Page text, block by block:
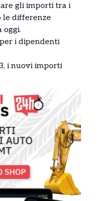
gli importi tra i
le differenze
oggi.
i dipendenti
i nuovi importi